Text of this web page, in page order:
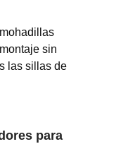
sin
las sillas de
para